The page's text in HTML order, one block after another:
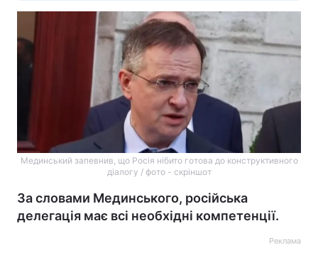
Мединський запевнив, що Росія нібито готова до конструктивного
діалогу / фото - скріншот
За словами Мединського, російська
делегація має всі необхідні компетенції.
Реклама